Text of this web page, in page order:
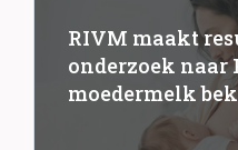
RIVM maakt
onderzoek naar
moedermelk